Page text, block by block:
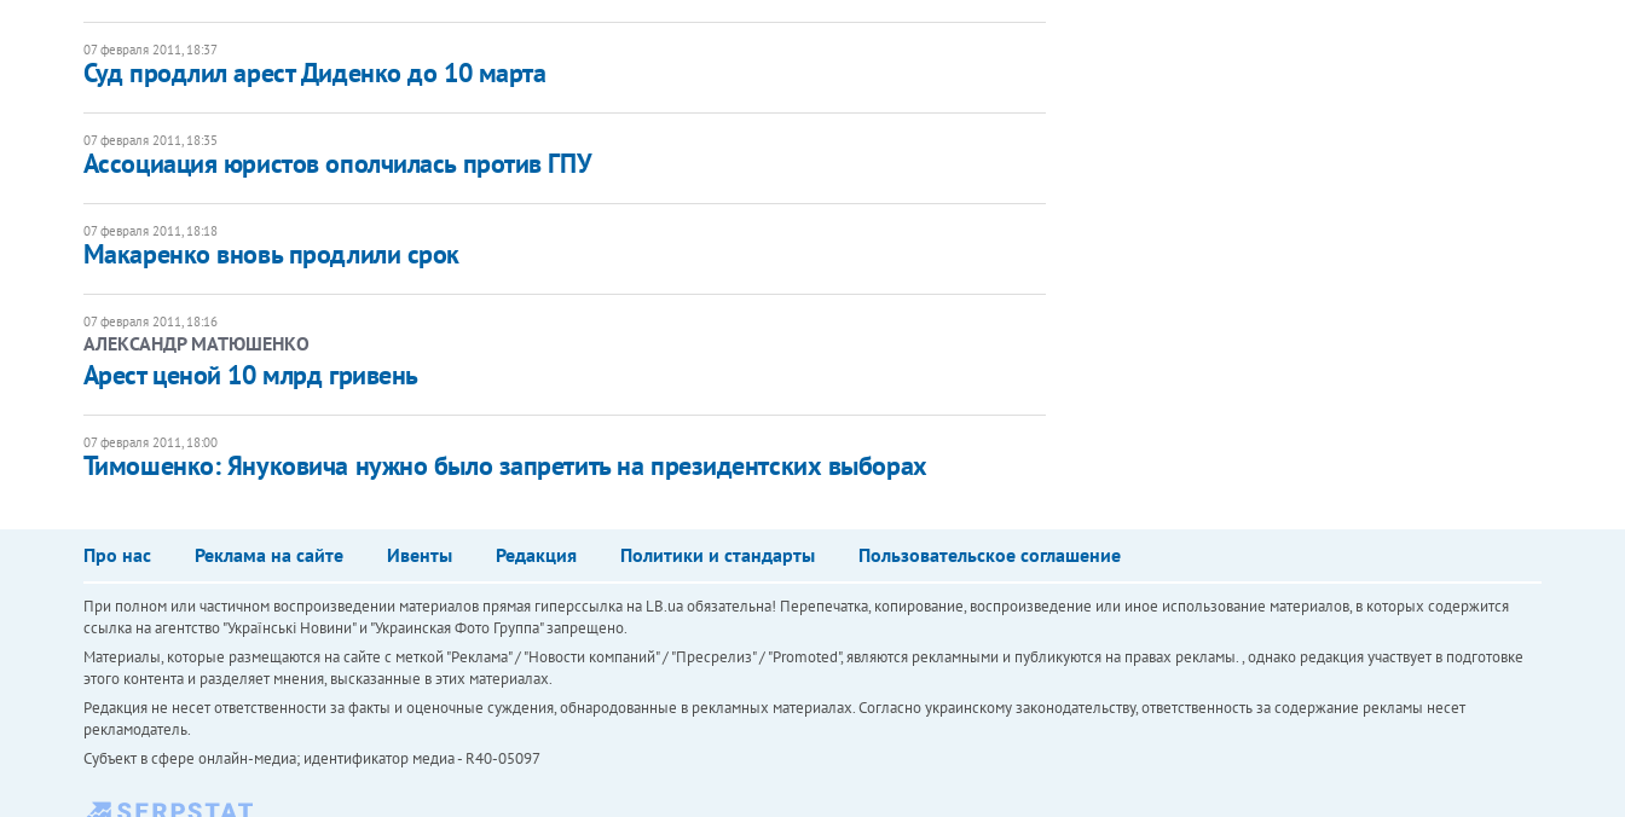
07 февраля 2011, 18:37
Суд продлил арест Диденко до 10 марта
07 февраля 2011, 18:35
Ассоциация юристов ополчилась против ГПУ
07 февраля 2011, 18:18
Макаренко вновь продлили срок
07 февраля 2011, 18:16
АЛЕКСАНДР МАТЮШЕНКО
Арест ценой 10 млрд гривень
07 февраля 2011, 18:00
Тимошенко: Януковича нужно было запретить на президентских выборах
Про нас Реклама на сайте Ивенты Редакция Политики и стандарты Пользовательское соглашение
При полном или частичном воспроизведении материалов прямая гиперссылка на LB.ua обязательна! Перепечатка, копирование, воспроизведение или иное использование материалов, в которых содержится
ссылка на агентство "Українськi Новини" и "Украинская Фото Группа" запрещено.
Материалы, которые размещаются на сайте с меткой "Реклама" / "Новости компаний" / "Пресрелиз" / "Promoted", являются рекламными и публикуются на правах рекламы. , однако редакция участвует в подготовке
этого контента и разделяет мнения, высказанные в этих материалах.
Редакция не несет ответственности за факты и оценочные суждения, обнародованные в рекламных материалах. Согласно украинскому законодательству, ответственность за содержание рекламы несет
рекламодатель.
Субъект в сфере онлайн-медиа; идентификатор медиа - R40-05097